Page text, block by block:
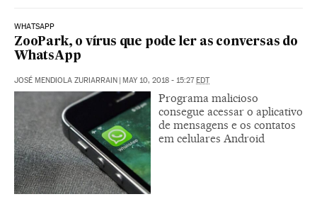
WHATSAPP
ZooPark, o vírus que pode ler as conversas do
WhatsApp
JOSÉ MENDIOLA ZURIARRAIN | MAY 10, 2018 - 15:27EDT
Programa malicioso
consegue acessar o aplicativo
de mensagens e os contatos
em celulares Android